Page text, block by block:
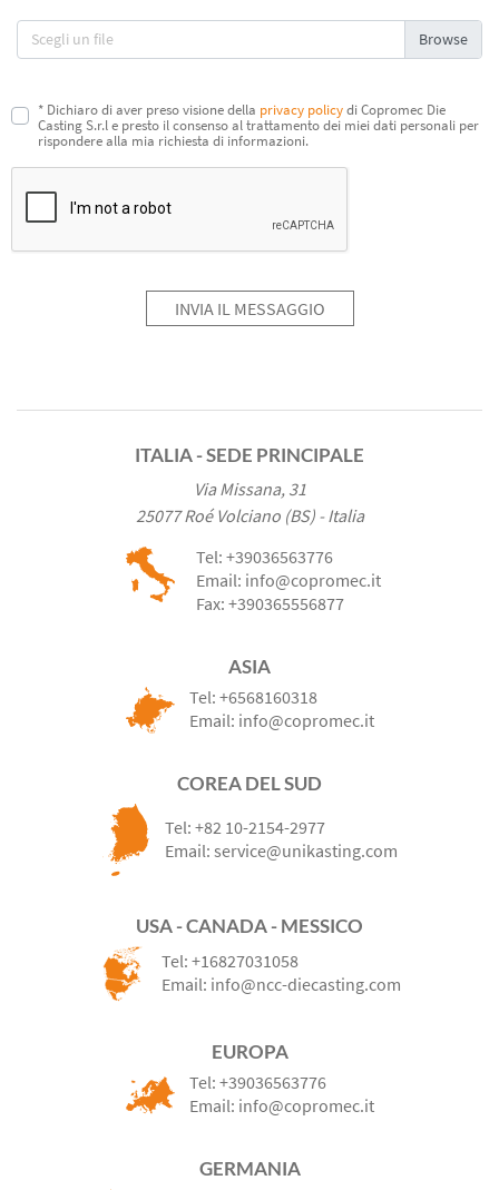
Scegli un file
* Dichiaro di aver preso visione della privacy policydi Copromec Die
Casting S.r.l e presto il consenso al trattamento dei miei dati personali per
rispondere alla mia richiesta di informazioni.
INVIA IL MESSAGGIO
ITALIA - SEDE PRINCIPALE
Via Missana, 31
25077 Roé Volciano (BS) - Italia
Tel: +39036563776
Email: info@copromec.it
Fax: +390365556877
ASIA
Tel: +6568160318
Email: info@copromec.it
COREA DEL SUD
Tel: +82 10-2154-2977
Email: service@unikasting.com
USA - CANADA - MESSICO
Tel: +16827031058
Email: info@ncc-diecasting.com
EUROPA
Tel: +39036563776
Email: info@copromec.it
GERMANIA